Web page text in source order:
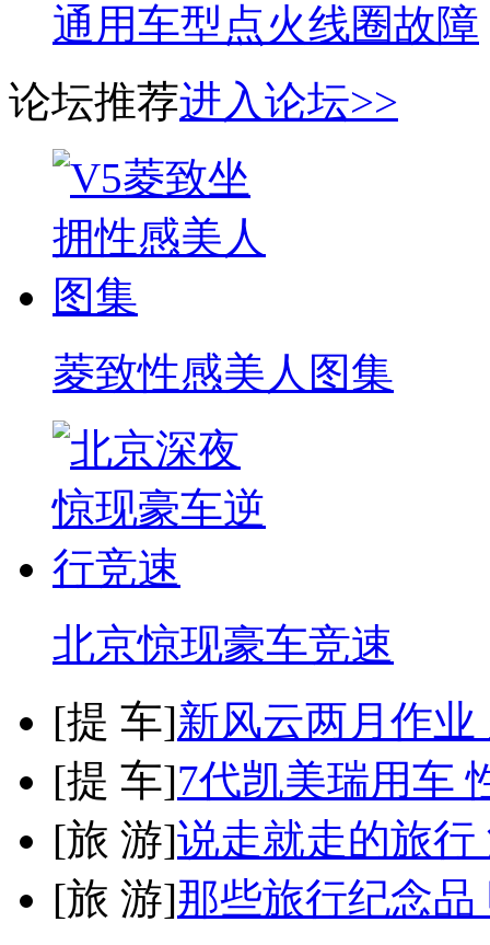
通用车型点火线圈故障
论坛推荐进入论坛>>
菱致性感美人图集
北京惊现豪车竞速
[提 车]新风云两月作
[提 车]7代凯美瑞用车
[旅 游]说走就走的旅
[旅 游]那些旅行纪念